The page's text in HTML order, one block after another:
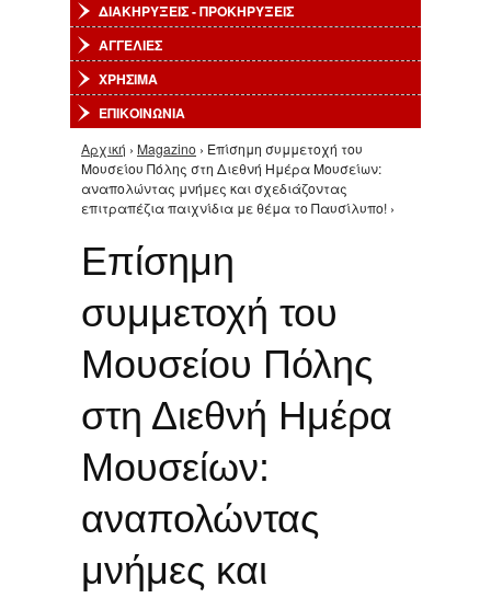
ΔΙΑΚΗΡΥΞΕΙΣ - ΠΡΟΚΗΡΥΞΕΙΣ
ΑΓΓΕΛΙΕΣ
ΧΡΗΣΙΜΑ
ΕΠΙΚΟΙΝΩΝΙΑ
Είστε εδώ
Αρχική › Magazino › Επίσημη συμμετοχή του
Μουσείου Πόλης στη Διεθνή Ημέρα Μουσείων:
αναπολώντας μνήμες και σχεδιάζοντας
επιτραπέζια παιχνίδια με θέμα το Παυσίλυπο! ›
Επίσημη
συμμετοχή του
Μουσείου Πόλης
στη Διεθνή Ημέρα
Μουσείων:
αναπολώντας
μνήμες και